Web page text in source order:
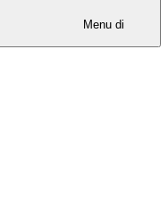
Menu di